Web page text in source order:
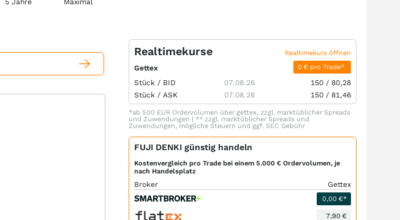
Realtimekurse Realtimekurs öffnen
Gettex 0 € pro Trade*
Stück / BID 07.08.26 150 / 80,28
Stück / ASK 07.08.26 150 / 81,46
*ab 500 EUR Ordervolumen über gettex, zzgl. marktüblicher Spreads
und Zuwendungen | ** zzgl. marktüblicher Spreads und
Zuwendungen, mögliche Steuern und ggf. SEC Gebühr
FUJI DENKI günstig handeln
Kostenvergleich pro Trade bei einem 5.000 € Ordervolumen, je
nach Handelsplatz
Broker Gettex
0,00 €*
7,90 €